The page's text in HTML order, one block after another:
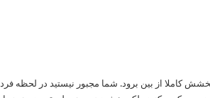
کاملا از بین برود. شما مجبور نیستید در لحظه